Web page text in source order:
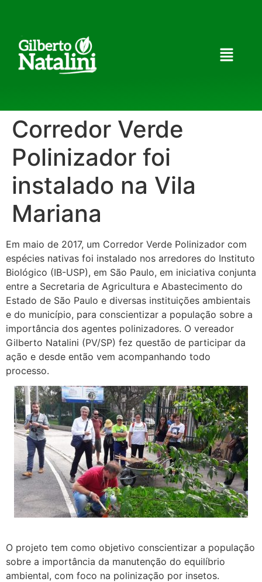
Corredor Verde
Polinizador foi
instalado na Vila
Mariana
Em maio de 2017, um Corredor Verde Polinizador com
espécies nativas foi instalado nos arredores do Instituto
Biológico (IB-USP), em São Paulo, em iniciativa conjunta
entre a Secretaria de Agricultura e Abastecimento do
Estado de São Paulo e diversas instituições ambientais
e do município, para conscientizar a população sobre a
importância dos agentes polinizadores. O vereador
Gilberto Natalini (PV/SP) fez questão de participar da
ação e desde então vem acompanhando todo
processo.
O projeto tem como objetivo conscientizar a população
sobre a importância da manutenção do equilíbrio
ambiental, com foco na polinização por insetos.